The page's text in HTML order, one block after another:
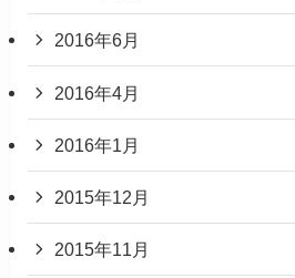
2016年6月
2016年4月
2016年1月
2015年12月
2015年11月